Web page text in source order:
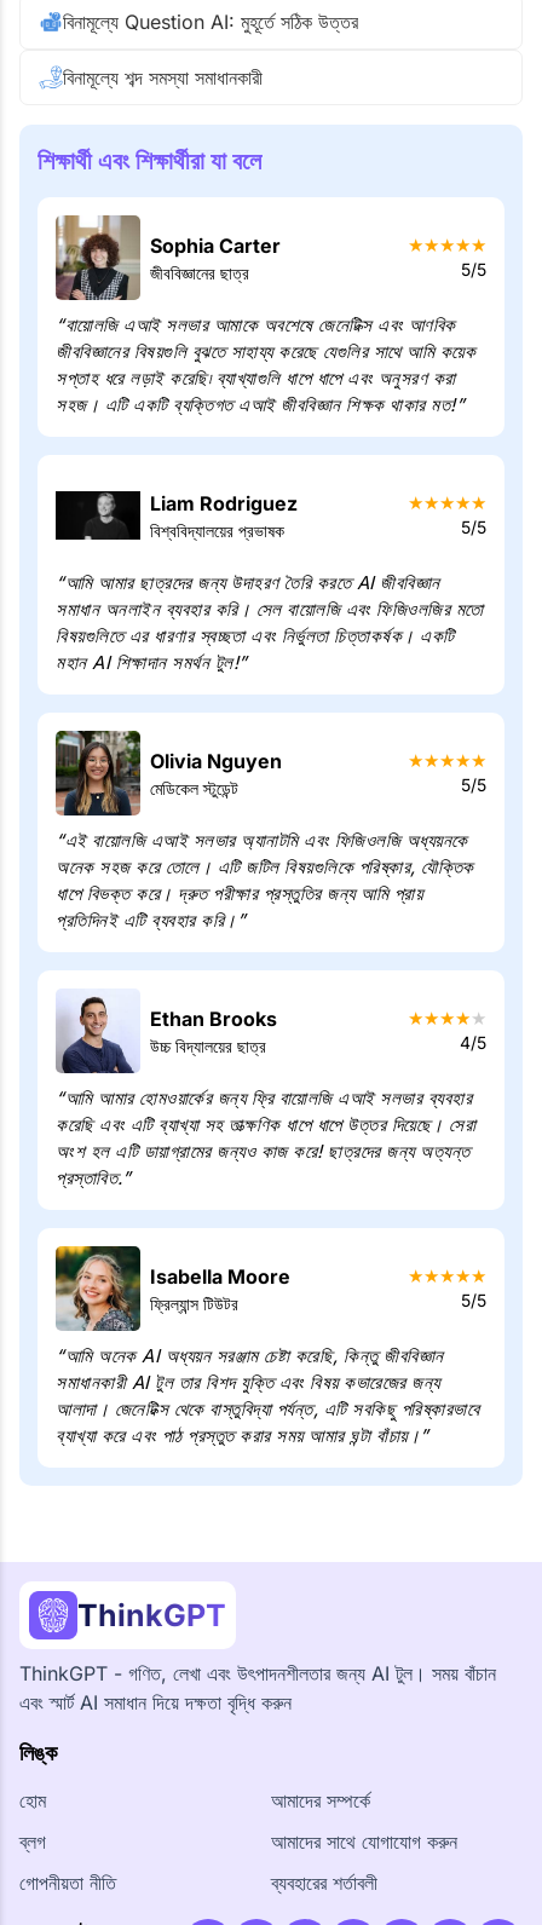
বিনামূল্যে Question AI: মুহূর্তে সঠিক উত্তর
বিনামূল্যে শব্দ সমস্যা সমাধানকারী
শিক্ষার্থী এবং শিক্ষার্থীরা যা বলে
Sophia Carter
জীববিজ্ঞানের ছাত্র
★★★★★
5/5
“বায়োলজি এআই সলভার আমাকে অবশেষে জেনেটিক্স এবং আণবিক
জীববিজ্ঞানের বিষয়গুলি বুঝতে সাহায্য করেছে যেগুলির সাথে আমি কয়েক
সপ্তাহ ধরে লড়াই করেছি৷ ব্যাখ্যাগুলি ধাপে ধাপে এবং অনুসরণ করা
সহজ। এটি একটি ব্যক্তিগত এআই জীববিজ্ঞান শিক্ষক থাকার মত!”
Liam Rodriguez
বিশ্ববিদ্যালয়ের প্রভাষক
★★★★★
5/5
“আমি আমার ছাত্রদের জন্য উদাহরণ তৈরি করতে AI জীববিজ্ঞান
সমাধান অনলাইন ব্যবহার করি। সেল বায়োলজি এবং ফিজিওলজির মতো
বিষয়গুলিতে এর ধারণার স্বচ্ছতা এবং নির্ভুলতা চিত্তাকর্ষক। একটি
মহান AI শিক্ষাদান সমর্থন টুল!”
Olivia Nguyen
মেডিকেল স্টুডেন্ট
★★★★★
5/5
“এই বায়োলজি এআই সলভার অ্যানাটমি এবং ফিজিওলজি অধ্যয়নকে
অনেক সহজ করে তোলে। এটি জটিল বিষয়গুলিকে পরিষ্কার, যৌক্তিক
ধাপে বিভক্ত করে। দ্রুত পরীক্ষার প্রস্তুতির জন্য আমি প্রায়
প্রতিদিনই এটি ব্যবহার করি।”
Ethan Brooks
উচ্চ বিদ্যালয়ের ছাত্র
★★★★★
4/5
“আমি আমার হোমওয়ার্কের জন্য ফ্রি বায়োলজি এআই সলভার ব্যবহার
করেছি এবং এটি ব্যাখ্যা সহ তাত্ক্ষণিক ধাপে ধাপে উত্তর দিয়েছে। সেরা
অংশ হল এটি ডায়াগ্রামের জন্যও কাজ করে! ছাত্রদের জন্য অত্যন্ত
প্রস্তাবিত.”
Isabella Moore
ফ্রিল্যান্স টিউটর
★★★★★
5/5
“আমি অনেক AI অধ্যয়ন সরঞ্জাম চেষ্টা করেছি, কিন্তু জীববিজ্ঞান
সমাধানকারী AI টুল তার বিশদ যুক্তি এবং বিষয় কভারেজের জন্য
আলাদা। জেনেটিক্স থেকে বাস্তুবিদ্যা পর্যন্ত, এটি সবকিছু পরিষ্কারভাবে
ব্যাখ্যা করে এবং পাঠ প্রস্তুত করার সময় আমার ঘন্টা বাঁচায়।”
ThinkGPT
ThinkGPT - গণিত, লেখা এবং উৎপাদনশীলতার জন্য AI টুল। সময় বাঁচান
এবং স্মার্ট AI সমাধান দিয়ে দক্ষতা বৃদ্ধি করুন
লিঙ্ক
হোম
ব্লগ
গোপনীয়তা নীতি
আমাদের সম্পর্কে
আমাদের সাথে যোগাযোগ করুন
ব্যবহারের শর্তাবলী